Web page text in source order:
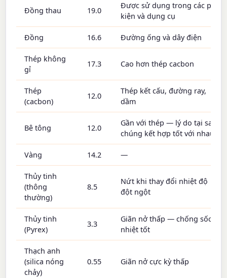
Đồng thau 19.0
Được sử dụng trong các phụ
kiện và dụng cụ
Đồng 16.6 Đường ống và dây điện
Thép không
gỉ
17.3 Cao hơn thép cacbon
Thép
(cacbon)
12.0
Thép kết cấu, đường ray,
dầm
Bê tông 12.0
Gần với thép — lý do tại sao
chúng kết hợp tốt với nhau
Vàng 14.2 —
Thủy tinh
(thông
thường)
8.5
Nứt khi thay đổi nhiệt độ
đột ngột
Thủy tinh
(Pyrex)
3.3
Giãn nở thấp — chống sốc
nhiệt tốt
Thạch anh
(silica nóng
chảy)
0.55 Giãn nở cực kỳ thấp